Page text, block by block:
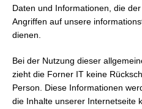
Daten und Informationen, die
Angriffen auf unsere
dienen.
Bei der Nutzung dieser
zieht die Forner IT keine
Person. Diese Informationen
die Inhalte unserer Internetseite